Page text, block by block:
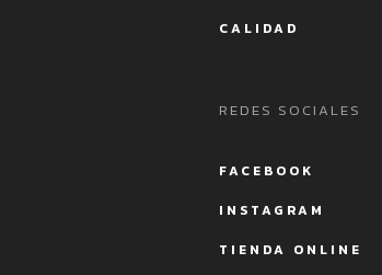
CALIDAD
REDES SOCIALES
FACEBOOK
INSTAGRAM
TIENDA ONLINE